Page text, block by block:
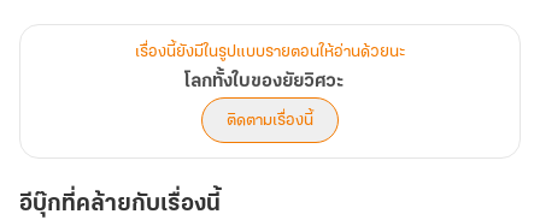
โลกใบเล็กที่มีเพียงเขาและเธอ
จะยังคงเป็นโลกใบเดิมได้หรือไม่...
เรื่องนี้ยังมีในรูปแบบรายตอนให้อ่านด้วยนะ
โลกทั้งใบของยัยวิศวะ
ติดตามเรื่องนี้
อีบุ๊กที่คล้ายกับเรื่องนี้